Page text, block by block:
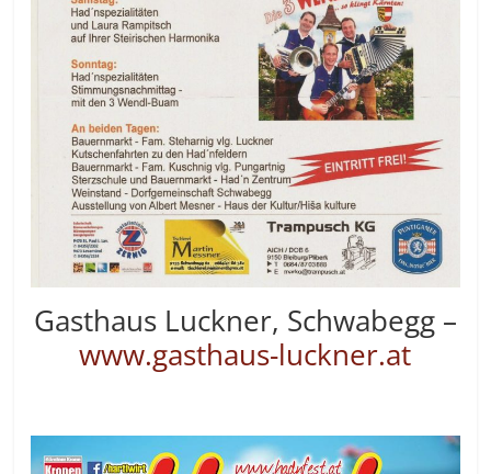
Gasthaus Luckner, Schwabegg –
www.gasthaus-luckner.at